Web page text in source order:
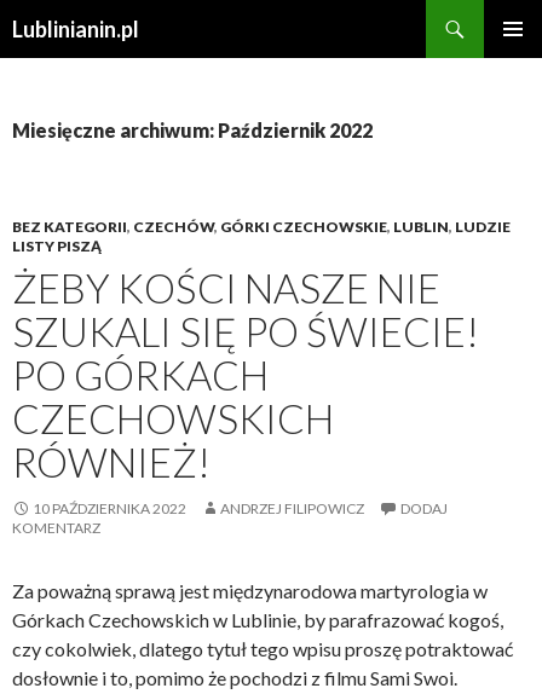
Lublinianin.pl
Miesięczne archiwum: Październik 2022
BEZ KATEGORII, CZECHÓW, GÓRKI CZECHOWSKIE, LUBLIN, LUDZIE
LISTY PISZĄ
ŻEBY KOŚCI NASZE NIE
SZUKALI SIĘ PO ŚWIECIE!
PO GÓRKACH
CZECHOWSKICH
RÓWNIEŻ!
10 PAŹDZIERNIKA 2022 ANDRZEJ FILIPOWICZ
DODAJ
KOMENTARZ
Za poważną sprawą jest międzynarodowa martyrologia w
Górkach Czechowskich w Lublinie, by parafrazować kogoś,
czy cokolwiek, dlatego tytuł tego wpisu proszę potraktować
dosłownie i to, pomimo że pochodzi z filmu Sami Swoi.